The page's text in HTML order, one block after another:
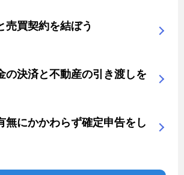
売買契約を結ぼう
の決済と不動産の引き渡しを
無にかかわらず確定申告をし